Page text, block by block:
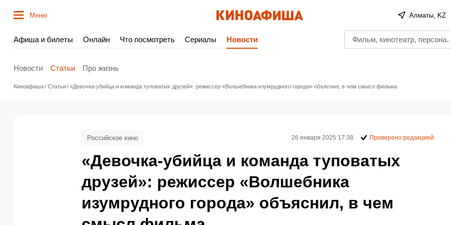
Меню Алматы, KZ
Афиша и билеты Онлайн Что посмотреть Сериалы Новости
Новости Статьи Про жизнь
Киноафиша Статьи «Девочка-убийца и команда туповатых друзей»: режиссер «Волшебника изумрудного города» объяснил, в чем смысл фильма
«Девочка-убийца и команда туповатых
друзей»: режиссер «Волшебника
изумрудного города» объяснил, в чем
Российское кино 26 января 2025 17:38 Проверено редакцией